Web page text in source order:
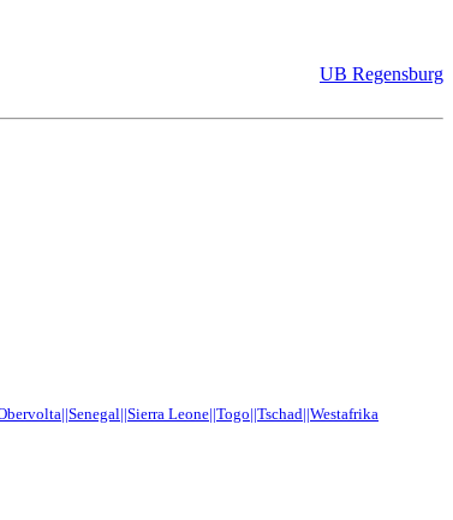
UB Regensburg
Leone||Togo||Tschad||Westafrika